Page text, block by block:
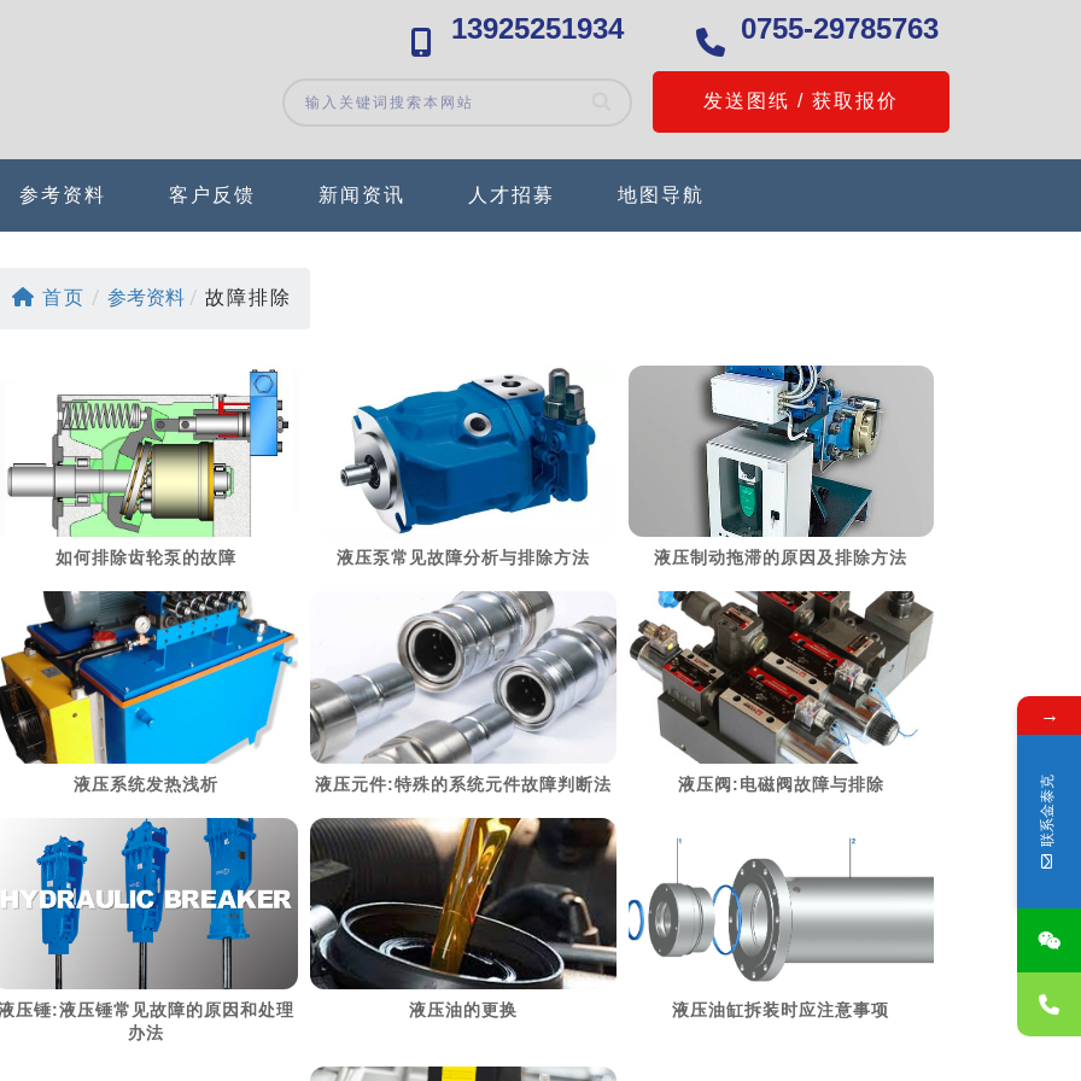
13925251934 0755-29785763
发送图纸 / 获取报价
参考资料 客户反馈 新闻资讯 人才招募 地图导航
首页 / 参考资料 / 故障排除
> 阅读详细资料
如何排除齿轮泵的故障
> 阅读详细资料
液压泵常见故障分析与排除方法
> 阅读详细资料
液压制动拖滞的原因及排除方法
> 阅读详细资料
液压系统发热浅析
> 阅读详细资料
液压元件:特殊的系统元件故障判断法
> 阅读详细资料
液压阀:电磁阀故障与排除
> 阅读详细资料
压锤:液压锤常见故障的原因和处理
办法
> 阅读详细资料
液压油的更换
> 阅读详细资料
液压油缸拆装时应注意事项
→
联系金泰克